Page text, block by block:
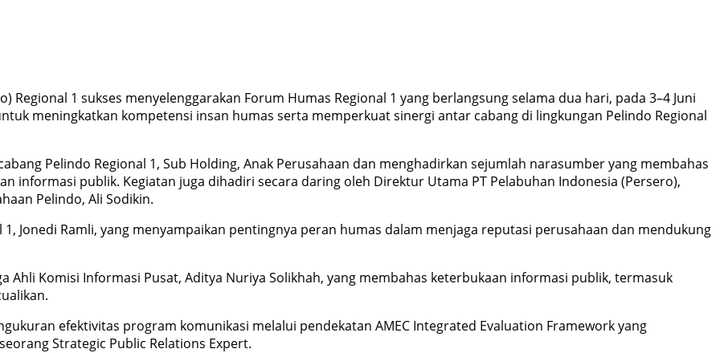
Regional 1 sukses menyelenggarakan Forum Humas Regional 1 yang berlangsung selama dua hari, pada 3–4 Juni
meningkatkan kompetensi insan humas serta memperkuat sinergi antar cabang di lingkungan Pelindo Regional
Pelindo Regional 1, Sub Holding, Anak Perusahaan dan menghadirkan sejumlah narasumber yang membahas
informasi publik. Kegiatan juga dihadiri secara daring oleh Direktur Utama PT Pelabuhan Indonesia (Persero),
Pelindo, Ali Sodikin.
Jonedi Ramli, yang menyampaikan pentingnya peran humas dalam menjaga reputasi perusahaan dan mendukung
Ahli Komisi Informasi Pusat, Aditya Nuriya Solikhah, yang membahas keterbukaan informasi publik, termasuk
efektivitas program komunikasi melalui pendekatan AMEC Integrated Evaluation Framework yang
Strategic Public Relations Expert.